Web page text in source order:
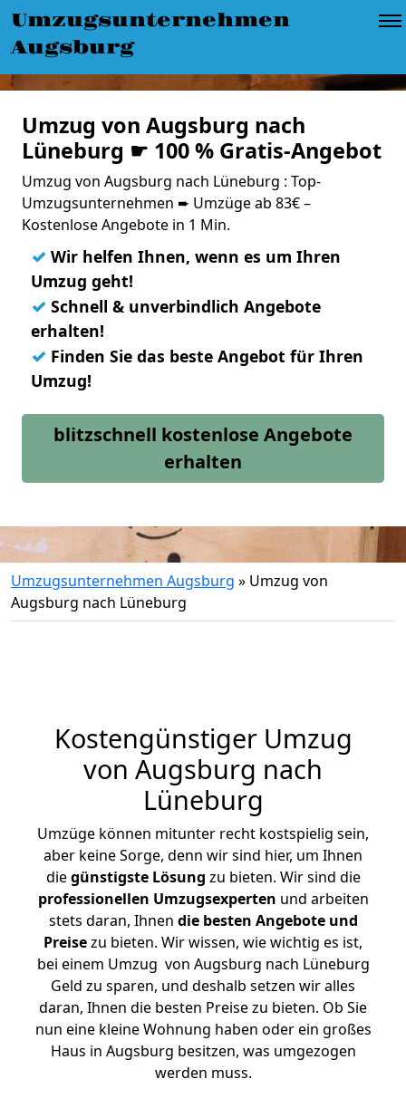
Umzugsunternehmen
Augsburg
Umzug von Augsburg nach
Lüneburg ☛ 100 % Gratis-Angebot
Umzug von Augsburg nach Lüneburg : Top-
Umzugsunternehmen ➨ Umzüge ab 83€ –
Kostenlose Angebote in 1 Min.
✓ Wir helfen Ihnen, wenn es um Ihren
Umzug geht!
✓ Schnell & unverbindlich Angebote
erhalten!
✓ Finden Sie das beste Angebot für Ihren
Umzug!
blitzschnell kostenlose Angebote
erhalten
Umzugsunternehmen Augsburg » Umzug von
Augsburg nach Lüneburg
Kostengünstiger Umzug
von Augsburg nach
Lüneburg
Umzüge können mitunter recht kostspielig sein,
aber keine Sorge, denn wir sind hier, um Ihnen
diegünstigste Lösung zu bieten. Wir sind die
professionellen Umzugsexperten und arbeiten
stets daran, Ihnen die besten Angebote und
Preisezu bieten. Wir wissen, wie wichtig es ist,
bei einem Umzug von Augsburg nach Lüneburg
Geld zu sparen, und deshalb setzen wir alles
daran, Ihnen die besten Preise zu bieten. Ob Sie
nun eine kleine Wohnung haben oder ein großes
Haus in Augsburg besitzen, was umgezogen
werden muss.